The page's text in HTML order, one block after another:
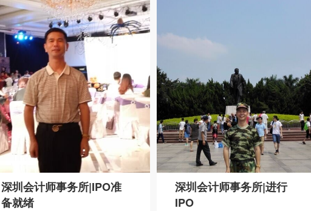
深圳会计师事务所|IPO准
备就绪
深圳会计师事务所|进行
IPO